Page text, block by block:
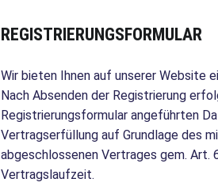
REGISTRIERUNGSFORMULAR
Wir bieten Ihnen auf unserer Website
Nach Absenden der Registrierung
Registrierungsformular angeführten
Vertragserfüllung auf Grundlage des
abgeschlossenen Vertrages gem. Art.
Vertragslaufzeit.